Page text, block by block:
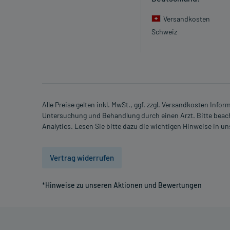
Welche unerwünschten Wirkungen können
- Schwindel
- Teilnahmslosigkeit (Apathie)
- Erregtheit
- Herzklopfen
- Wassereinlagerungen (Ödeme)
Versandkosten
Schweiz
Alle Preise gelten inkl. MwSt., ggf. zzgl. Versandkosten
Untersuchung und Behandlung durch einen Arzt. Bitte
Analytics. Lesen Sie bitte dazu die wichtigen Hinweise in
Vertrag widerrufen
*Hinweise zu unseren Aktionen und Bewertungen